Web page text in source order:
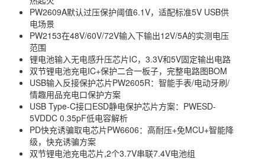
PW2609A默认过压保护阈值6.1V，适配标准5V USB供
电场景
PW2153在48V/60V/72V输入下输出12V/5A的实测电压
范围
锂电池输入无电感升压芯片IC，3.3V和5V固定输出电路
双节锂电池充电IC+保护二合一板子，完整电路图BOM
USB输入反接保护芯片PW2605R：智能手表/电动牙刷/
情趣用品充电口保护方案
USB Type-C接口ESD静电保护芯片方案：PWESD-
5VDDC 0.35pF低电容解析
PD快充诱骗取电芯片PW6606：高耐压+免MCU+智能降
级，快充诱骗方案
双节锂电池充电芯片,2个3.7V串联7.4V电池组